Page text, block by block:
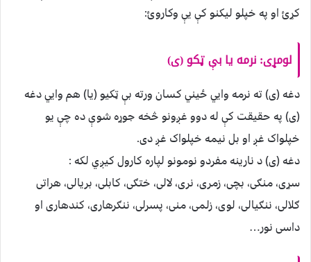
کړئ او په خپلو لیکنو کې یې وکاروئ:
لومړی: نرمه یا بې ټکو (ی)
دغه (ی) ته نرمه وایي ځیني کسان ورته بې ټکیو (یا) هم وایي دغه
(ی) په حقیقت کې له دوو غږونو څخه جوړه شوې ده چې یو
خپلواک غږ او بل نیمه خپلواک غږ دی.
دغه (ی) د نارینه مفردو نومونو لپاره کارول کیږي لکه :
سړی، منګی، بچی، زمری، نری، لالی، ختګی، کابلی، بریالی، هراتی
ګلالی، ننګیالی، لوی، زلمی، منی، پسرلی، ننګرهاری، کندهاری او
داسی نور…